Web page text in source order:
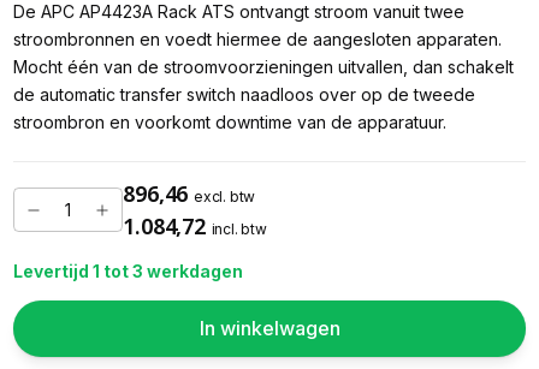
De APC AP4423A Rack ATS ontvangt stroom vanuit twee
stroombronnen en voedt hiermee de aangesloten apparaten.
Mocht één van de stroomvoorzieningen uitvallen, dan schakelt
de automatic transfer switch naadloos over op de tweede
stroombron en voorkomt downtime van de apparatuur.
896,46 excl. btw
1.084,72 incl. btw
Levertijd 1 tot 3 werkdagen
In winkelwagen